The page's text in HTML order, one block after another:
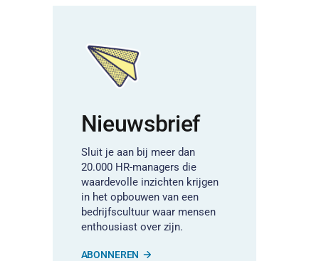
Nieuwsbrief
Sluit je aan bij meer dan
20.000 HR-managers die
waardevolle inzichten krijgen
in het opbouwen van een
bedrijfscultuur waar mensen
enthousiast over zijn.
ABONNEREN